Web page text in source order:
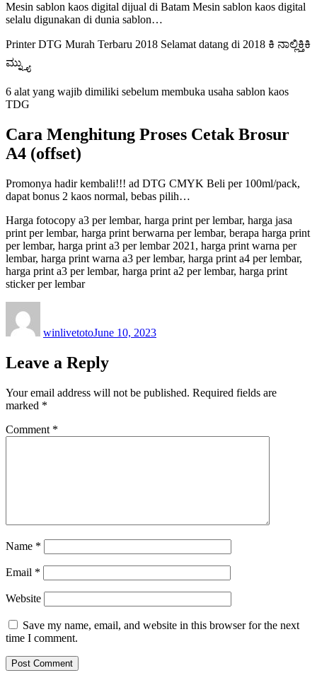
Mesin sablon kaos digital dijual di Batam Mesin sablon kaos digital
selalu digunakan di dunia sablon…
Printer DTG Murah Terbaru 2018 Selamat datang di 2018 ಕಿ ನಾಲ್ಲಿಕ್ತಿಕಿ
ಮ್ನ್ತ್ಯು
6 alat yang wajib dimiliki sebelum membuka usaha sablon kaos
TDG
Cara Menghitung Proses Cetak Brosur
A4 (offset)
Promonya hadir kembali!!! ad DTG CMYK Beli per 100ml/pack,
dapat bonus 2 kaos normal, bebas pilih…
Harga fotocopy a3 per lembar, harga print per lembar, harga jasa
print per lembar, harga print berwarna per lembar, berapa harga print
per lembar, harga print a3 per lembar 2021, harga print warna per
lembar, harga print warna a3 per lembar, harga print a4 per lembar,
harga print a3 per lembar, harga print a2 per lembar, harga print
sticker per lembar
winlivetotoJune 10, 2023
Leave a Reply
Your email address will not be published. Required fields are
marked *
Comment *
Name *
Email *
Website
Save my name, email, and website in this browser for the next
time I comment.